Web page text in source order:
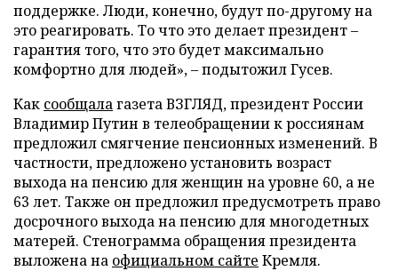
поддержке. Люди, конечно, будут по-другому на
это реагировать. То что это делает президент –
гарантия того, что это будет максимально
комфортно для людей», – подытожил Гусев.
Как сообщалагазета ВЗГЛЯД, президент России
Владимир Путин в телеобращении к россиянам
предложил смягчение пенсионных изменений. В
частности, предложено установить возраст
выхода на пенсию для женщин на уровне 60, а не
63 лет. Также он предложил предусмотреть право
досрочного выхода на пенсию для многодетных
матерей. Стенограмма обращения президента
выложена на официальном сайте Кремля.